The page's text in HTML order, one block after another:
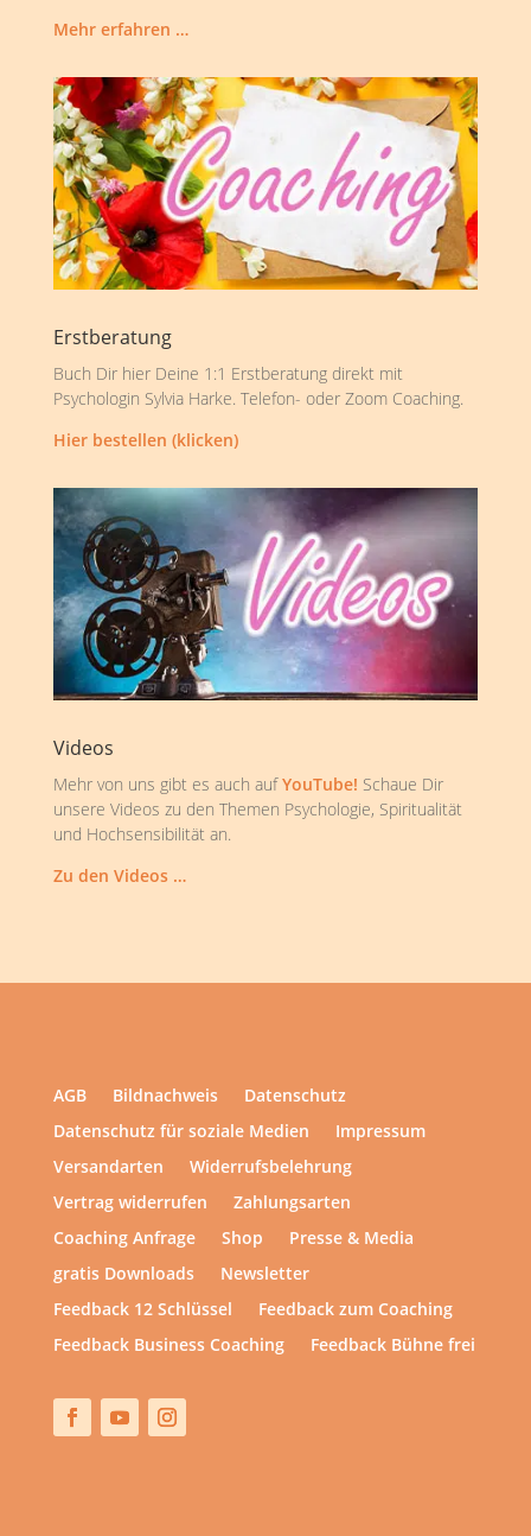
Mehr erfahren …
Erstberatung
Buch Dir hier Deine 1:1 Erstberatung direkt mit
Psychologin Sylvia Harke. Telefon- oder Zoom Coaching.
Hier bestellen (klicken)
Videos
Mehr von uns gibt es auch aufYouTube! Schaue Dir
unsere Videos zu den Themen Psychologie, Spiritualität
und Hochsensibilität an.
Zu den Videos …
AGB Bildnachweis
Datenschutz
Datenschutz für soziale Medien
Impressum
Versandarten
Widerrufsbelehrung
Vertrag widerrufen
Zahlungsarten
Coaching Anfrage
Shop
Presse & Media
gratis Downloads
Newsletter
Feedback 12 Schlüssel
Feedback zum Coaching
Feedback Business Coaching
Feedback Bühne frei